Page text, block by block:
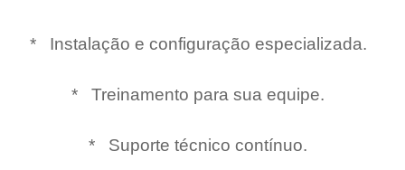
* Instalação e configuração especializada.
* Treinamento para sua equipe.
* Suporte técnico contínuo.